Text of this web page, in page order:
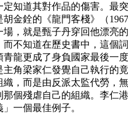
定知道其對作品的傷害。最
金銓的《龍門客棧》（
場，就是甄子丹穿回他漂亮
而不知道在歷史書中，這個
龍更成了身負國家最後一
主角梁家仁發覺自己執行的
織，而是由反派太監代勞，
那個殘虐自己的組織。李仁
一個最佳例子。